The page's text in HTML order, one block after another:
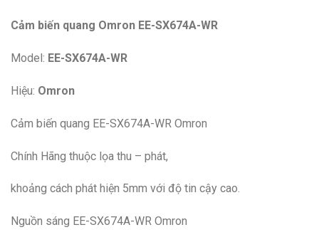
Cảm biến quang Omron EE-SX674A-WR
Model: EE-SX674A-WR
Hiệu: Omron
Cảm biến quang EE-SX674A-WR Omron
Chính Hãng thuộc lọa thu – phát,
khoảng cách phát hiện 5mm với độ tin cậy cao.
Nguồn sáng EE-SX674A-WR Omron